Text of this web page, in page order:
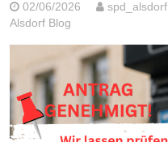
02/06/2026 spd_alsdorf
Alsdorf Blog